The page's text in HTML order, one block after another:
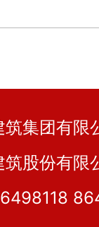
筑集团有
股份有限